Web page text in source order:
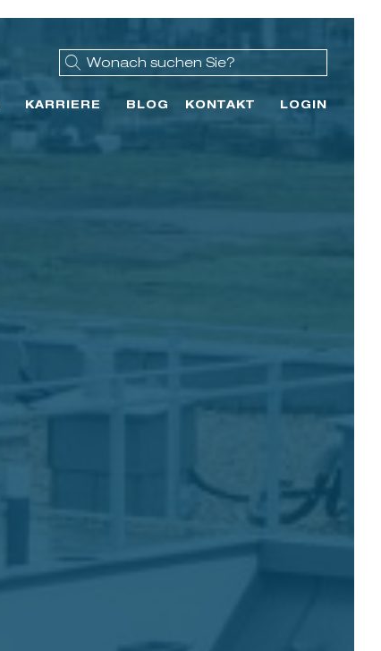
KARRIERE BLOG KONTAKT LOGIN